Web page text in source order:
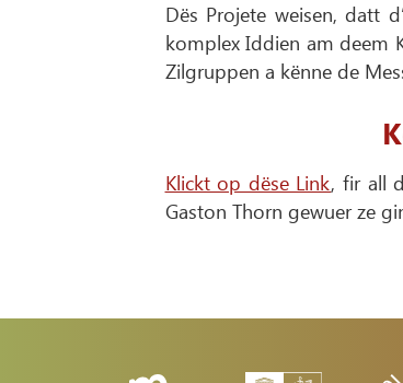
Dës Projete weisen, datt
komplex Iddien am deem
Zilgruppen a kënne de
Klickt op dëse Link, fir all
Gaston Thorn gewuer ze